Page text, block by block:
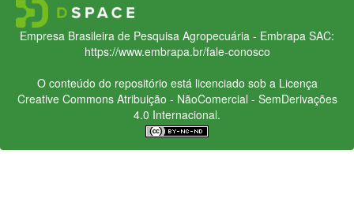
Empresa Brasileira de Pesquisa Agropecuária - Embrapa SAC:
https://www.embrapa.br/fale-conosco
O conteúdo do repositório está licenciado sob a Licença
Creative CommonsAtribuição - NãoComercial - SemDerivações
4.0 Internacional.